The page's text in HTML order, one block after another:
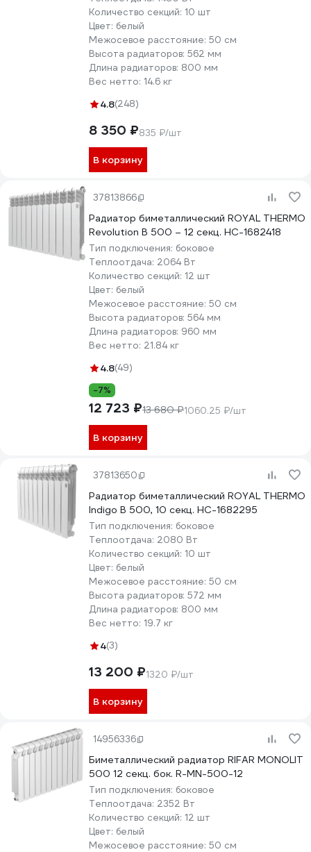
Количество секций: 10 шт
Цвет: белый
Межосевое расстояние: 50 см
Высота радиаторов: 562 мм
Длина радиаторов: 800 мм
Вес нетто: 14.6 кг
4.8(248)
8 350 ₽835 ₽/шт
В корзину
37813866
Радиатор биметаллический ROYAL THERMO
Revolution B 500 – 12 секц. НС-1682418
Тип подключения: боковое
Теплоотдача: 2064 Вт
Количество секций: 12 шт
Цвет: белый
Межосевое расстояние: 50 см
Высота радиаторов: 564 мм
Длина радиаторов: 960 мм
Вес нетто: 21.84 кг
4.8(49)
-7%
12 723 ₽13 680 ₽1060.25 ₽/шт
В корзину
37813650
Радиатор биметаллический ROYAL THERMO
Indigo B 500, 10 секц. НС-1682295
Тип подключения: боковое
Теплоотдача: 2080 Вт
Количество секций: 10 шт
Цвет: белый
Межосевое расстояние: 50 см
Высота радиаторов: 572 мм
Длина радиаторов: 800 мм
Вес нетто: 19.7 кг
4(3)
13 200 ₽1320 ₽/шт
В корзину
14956336
Биметаллический радиатор RIFAR MONOLIT
500 12 секц. бок. R-MN-500-12
Тип подключения: боковое
Теплоотдача: 2352 Вт
Количество секций: 12 шт
Цвет: белый
Межосевое расстояние: 50 см